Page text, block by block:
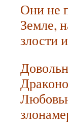
Они не
Земле,
злости